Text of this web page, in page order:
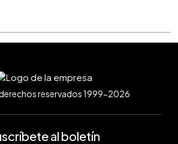
reservados 1999-2026
al boletín